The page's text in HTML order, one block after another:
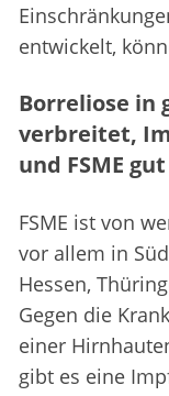
entwickelt,
Borreliose in
verbreitet,
und FSME
FSME ist von
vor allem in
Hessen,
Gegen die
einer
gibt es eine